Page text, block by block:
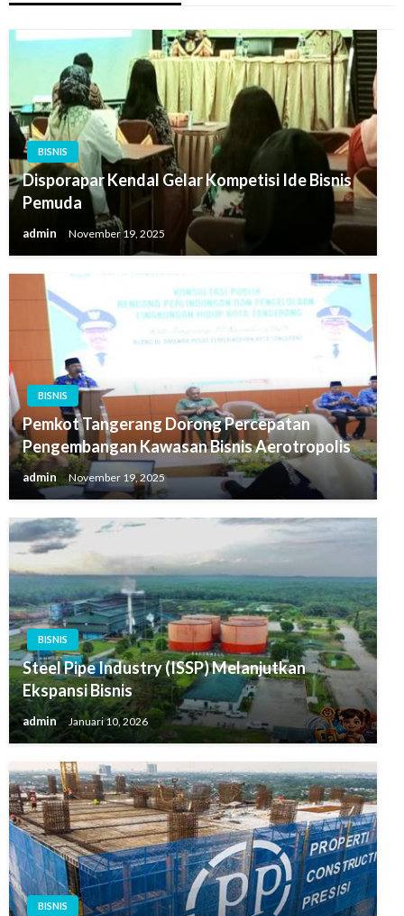
BISNIS
Disporapar Kendal Gelar Kompetisi Ide Bisnis
Pemuda
admin November 19, 2025
BISNIS
Pemkot Tangerang Dorong Percepatan
Pengembangan Kawasan Bisnis Aerotropolis
admin November 19, 2025
BISNIS
Steel Pipe Industry (ISSP) Melanjutkan
Ekspansi Bisnis
admin Januari 10, 2026
BISNIS